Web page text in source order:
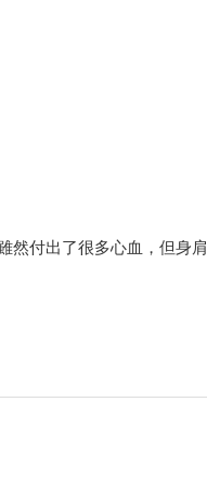
然付出了很多心血，但身肩